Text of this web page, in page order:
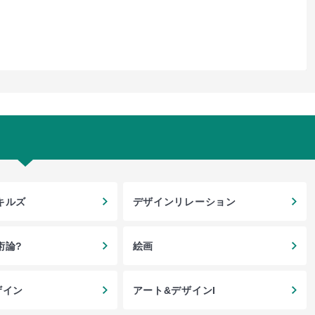
ルズ デザインリレーション
論? 絵画
ン アート&デザインI